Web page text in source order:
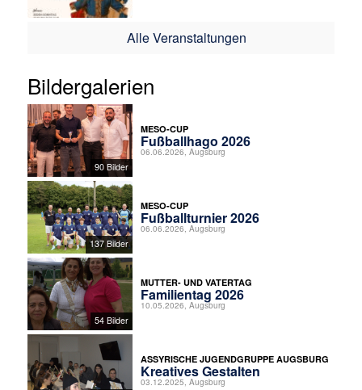
Alle Veranstaltungen
Bildergalerien
90 Bilder
MESO-CUP
Fußballhago 2026
06.06.2026, Augsburg
137 Bilder
MESO-CUP
Fußballturnier 2026
06.06.2026, Augsburg
54 Bilder
MUTTER- UND VATERTAG
Familientag 2026
10.05.2026, Augsburg
ASSYRISCHE JUGENDGRUPPE AUGSBURG
Kreatives Gestalten
03.12.2025, Augsburg